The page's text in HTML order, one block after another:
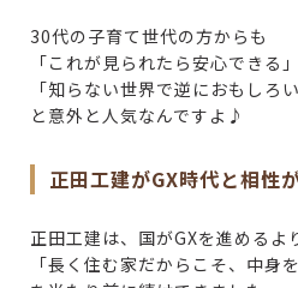
30代の子育て世代の方からも
「これが見られたら安心できる」
「知らない世界で逆におもしろい
と意外と人気なんですよ♪
正田工建がGX時代と相性
正田工建は、国がGXを進めるよ
「長く住む家だからこそ、中身